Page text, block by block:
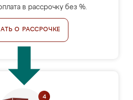
в рассрочку без %.
О РАССРОЧКЕ